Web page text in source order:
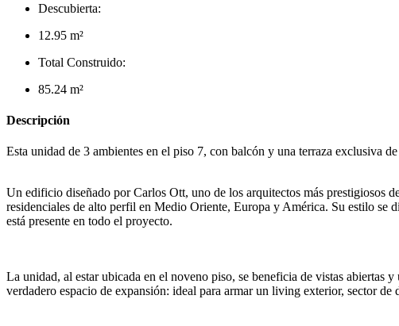
Descubierta:
12.95 m²
Total Construido:
85.24 m²
Descripción
Esta unidad de 3 ambientes en el piso 7, con balcón y una terraza exclusiva
Un edificio diseñado por Carlos Ott, uno de los arquitectos más prestigiosos
residenciales de alto perfil en Medio Oriente, Europa y América. Su estilo se
está presente en todo el proyecto.
La unidad, al estar ubicada en el noveno piso, se beneficia de vistas
verdadero espacio de expansión: ideal para armar un living exterior, sector